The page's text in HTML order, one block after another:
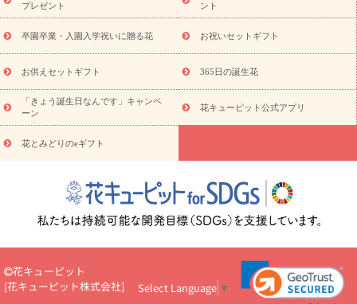
お祝い
お供え・お悔やみ 花とセットギフト
セミオーダー
プチギフト（hanamore -ハナモア-）
花とみどりのeギフト
キューピットのeGfit
カラー ピンク イエローオレンジ
レッ
ド
お花の種類 トルコキキョウ
お祝い お祝い・3000円～ お祝い・4000円～
お祝い・
5000円～
お祝い・7000円～ お祝い・ 10000円～
お供え・お
悔やみ
円～
お供え・お悔やみ・
いのマナー
定年退職祝いのマナー
お祝いを贈るときのマナー・
花キューピットのお祝いコラム一覧
誕生日のお花を「色
彩心理学」で選ぶ方法
結婚祝いの予算相場
出産祝いお役立ち情
ール
新築引っ越し祝いコラム お祝い花のマナー総まとめ
職
場上司や先輩へ贈るお祝い花の正解は？
開店祝いの花 選び方ガイ
プレゼント
ント
卒園卒業・入園入学祝いに贈る花 お祝いセットギフト
お供えセットギフト 365日の誕生花
「きょう誕生日なんです」キャンペ
ーン
花キューピット公式アプリ
花とみどりのeギフト
花キューピット
[花キューピット株式会社] Select Language ▼